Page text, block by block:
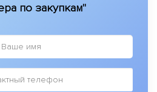
по закупкам"